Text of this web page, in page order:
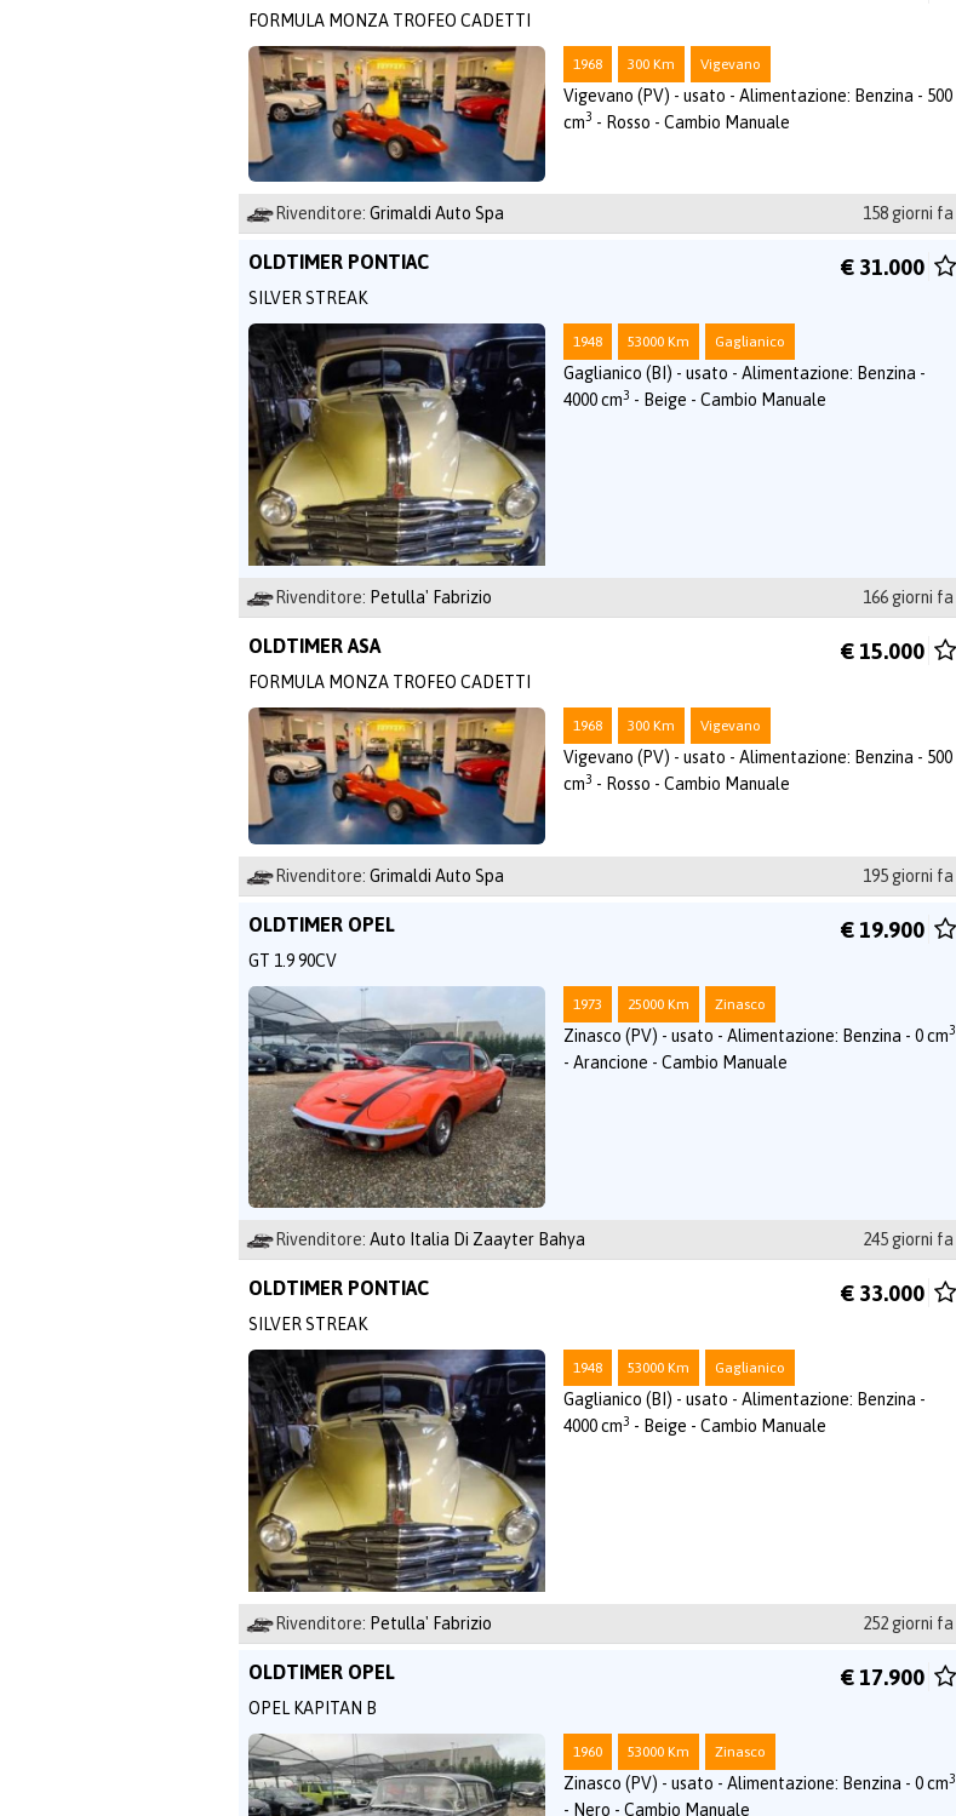
FORMULA MONZA TROFEO CADETTI
1968 300 Km Vigevano
Vigevano (PV) - usato - Alimentazione: Benzina - 500
cm3 - Rosso - Cambio Manuale
Rivenditore: Grimaldi Auto Spa 158 giorni fa
OLDTIMER PONTIAC
SILVER STREAK
€ 31.000
1948 53000 Km Gaglianico
Gaglianico (BI) - usato - Alimentazione: Benzina -
4000 cm3 - Beige - Cambio Manuale
Rivenditore: Petulla' Fabrizio 166 giorni fa
OLDTIMER ASA
FORMULA MONZA TROFEO CADETTI
€ 15.000
1968 300 Km Vigevano
Vigevano (PV) - usato - Alimentazione: Benzina - 500
cm3 - Rosso - Cambio Manuale
Rivenditore: Grimaldi Auto Spa 195 giorni fa
OLDTIMER OPEL
GT 1.9 90CV
€ 19.900
1973 25000 Km Zinasco
Zinasco (PV) - usato - Alimentazione: Benzina - 0 cm3
- Arancione - Cambio Manuale
Rivenditore: Auto Italia Di Zaayter Bahya 245 giorni fa
OLDTIMER PONTIAC
SILVER STREAK
€ 33.000
1948 53000 Km Gaglianico
Gaglianico (BI) - usato - Alimentazione: Benzina -
4000 cm3 - Beige - Cambio Manuale
Rivenditore: Petulla' Fabrizio 252 giorni fa
OLDTIMER OPEL
OPEL KAPITAN B
€ 17.900
1960 53000 Km Zinasco
Zinasco (PV) - usato - Alimentazione: Benzina - 0 cm3
- Nero - Cambio Manuale